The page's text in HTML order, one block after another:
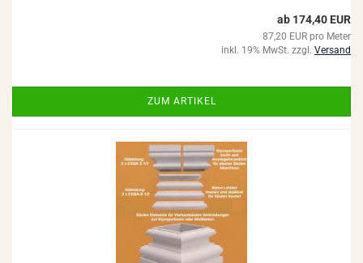
ab 174,40 EUR
87,20 EUR pro Meter
inkl. 19% MwSt. zzgl. Versand
ZUM ARTIKEL